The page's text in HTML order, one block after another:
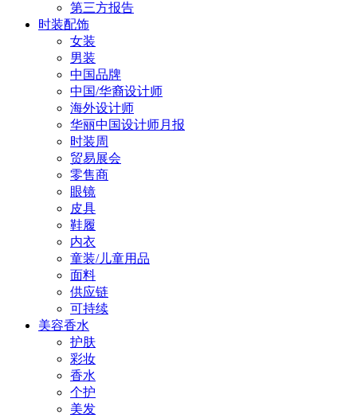
第三方报告
时装配饰
女装
男装
中国品牌
中国/华裔设计师
海外设计师
华丽中国设计师月报
时装周
贸易展会
零售商
眼镜
皮具
鞋履
内衣
童装/儿童用品
面料
供应链
可持续
美容香水
护肤
彩妆
香水
个护
美发